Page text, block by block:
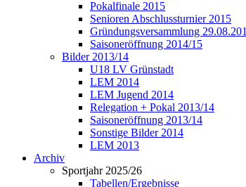
Pokalfinale 2015
Senioren Abschlussturnier 2015
Gründungsversammlung
Saisoneröffnung 2014/15
Bilder 2013/14
U18 LV Grünstadt
LEM 2014
LEM Jugend 2014
Relegation + Pokal 2013/14
Saisoneröffnung 2013/14
Sonstige Bilder 2014
LEM 2013
Archiv
Sportjahr 2025/26
Tabellen/Ergebnisse